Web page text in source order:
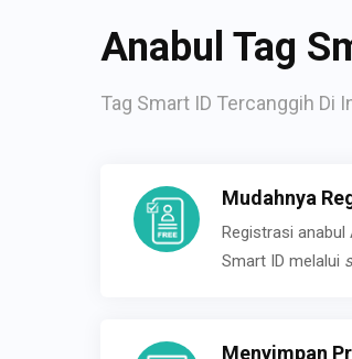
Anabul Tag
Tag Smart ID Tercanggih Di
Mudahnya
Registrasi anabul
Smart ID melalui
Menyimpan